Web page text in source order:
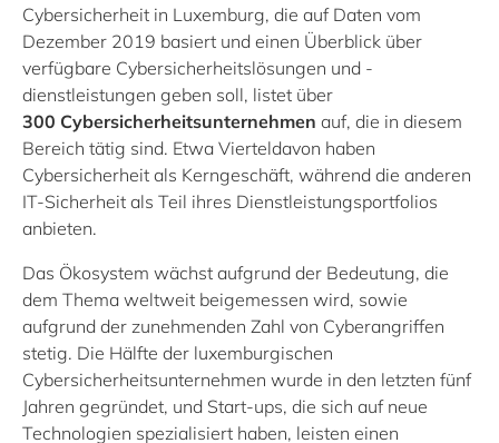
Cybersicherheit in Luxemburg, die auf Daten vom
Dezember 2019 basiert und einen Überblick über
verfügbare Cybersicherheitslösungen und -
dienstleistungen geben soll, listet über
300 Cybersicherheitsunternehmen auf, die in diesem
Bereich tätig sind. Etwa Vierteldavon haben
Cybersicherheit als Kerngeschäft, während die anderen
IT-Sicherheit als Teil ihres Dienstleistungsportfolios
anbieten.
Das Ökosystem wächst aufgrund der Bedeutung, die
dem Thema weltweit beigemessen wird, sowie
aufgrund der zunehmenden Zahl von Cyberangriffen
stetig. Die Hälfte der luxemburgischen
Cybersicherheitsunternehmen wurde in den letzten fünf
Jahren gegründet, und Start-ups, die sich auf neue
Technologien spezialisiert haben, leisten einen